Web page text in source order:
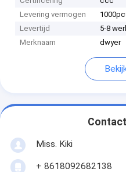
Levering vermogen
Levertijd
5-8
Merknaam
dwyer
Miss. Kiki
+ 8618092682138